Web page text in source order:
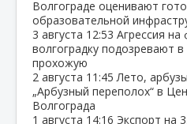
Волгограде оценивают
образовательной
3 августа 12:53 Агрессия на
волгоградку подозревают
прохожую
2 августа 11:45 Лето,
„Арбузный переполох“ в
Волгограда
1 августа 14:16 Экспорт на